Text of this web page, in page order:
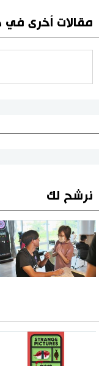
مقالات أخرى في
نرشح لك